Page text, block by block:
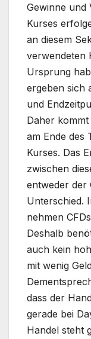
Gewinne und
Kurses
an diesem
verwendeten
Ursprung
ergeben sich
und
Daher
am Ende des
Kurses. Das
zwischen
entweder der
Unterschied.
nehmen
Deshalb
auch kein
mit wenig
dass der
gerade bei
Handel steht